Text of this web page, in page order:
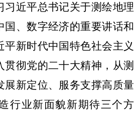
近平总书记关于测绘地理
国、数字经济的重要讲话和
平新时代中国特色社会主义
贯彻党的二十大精神，从测
展新定位、服务支撑高质量
行业新面貌新期待三个方